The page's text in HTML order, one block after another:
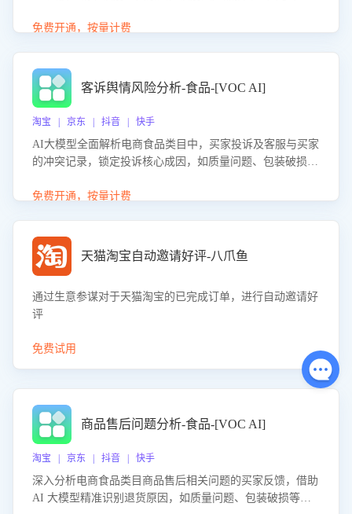
力商家优化产品或服务，实现销售额的显著提升。
免费开通，按量计费
客诉舆情风险分析-食品-[VOC AI]
淘宝 | 京东 | 抖音 | 快手
AI大模型全面解析电商食品类目中，买家投诉及客服与买家
的冲突记录，锁定投诉核心成因，如质量问题、包装破损
置差评防控，提升客户满意度。
免费开通，按量计费
天猫淘宝自动邀请好评-八爪鱼
通过生意参谋对于天猫淘宝的已完成订单，进行自动邀请好
评
免费试用
商品售后问题分析-食品-[VOC AI]
淘宝 | 京东 | 抖音 | 快手
深入分析电商食品类目商品售后相关问题的买家反馈，借助
AI 大模型精准识别退货原因，如质量问题、包装破损等，